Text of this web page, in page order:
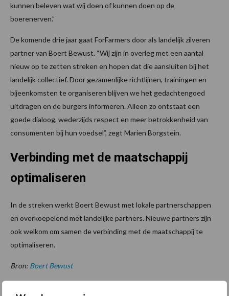
kunnen beleven wat wij doen of kunnen doen op de
boerenerven.”
De komende drie jaar gaat ForFarmers door als landelijk zilveren
partner van Boert Bewust. “Wij zijn in overleg met een aantal
nieuw op te zetten streken en hopen dat die aansluiten bij het
landelijk collectief. Door gezamenlijke richtlijnen, trainingen en
bijeenkomsten te organiseren blijven we het gedachtengoed
uitdragen en de burgers informeren. Alleen zo ontstaat een
goede dialoog, wederzijds respect en meer betrokkenheid van
consumenten bij hun voedsel”, zegt Marien Borgstein.
Verbinding met de maatschappij
optimaliseren
In de streken werkt Boert Bewust met lokale partnerschappen
en overkoepelend met landelijke partners. Nieuwe partners zijn
ook welkom om samen de verbinding met de maatschappij te
optimaliseren.
Bron: Boert Bewust